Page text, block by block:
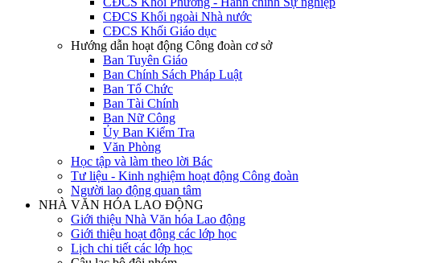
CĐCS Khối ngoài Nhà nước
CĐCS Khối Giáo dục
Hướng dẫn hoạt động Công đoàn cơ sở
Ban Tuyên Giáo
Ban Chính Sách Pháp Luật
Ban Tổ Chức
Ban Tài Chính
Ban Nữ Công
Ủy Ban Kiểm Tra
Văn Phòng
Học tập và làm theo lời Bác
Tư liệu - Kinh nghiệm hoạt động Công đoàn
Người lao động quan tâm
NHÀ VĂN HÓA LAO ĐỘNG
Giới thiệu Nhà Văn hóa Lao động
Giới thiệu hoạt động các lớp học
Lịch chi tiết các lớp học